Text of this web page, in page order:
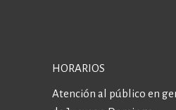
HORARIOS
Atención al público en